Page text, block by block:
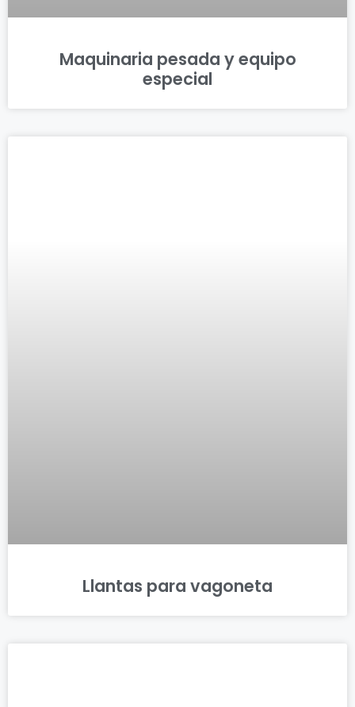
Maquinaria pesada y equipo
especial
Llantas para vagoneta